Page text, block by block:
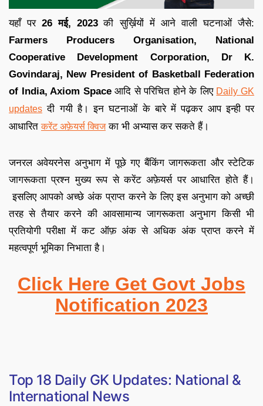
यहाँ पर26 मई,2023 की सुर्ख़ियों में आने वाली घटनाओं जैसे:
Farmers Producers Organisation, National
Cooperative Development Corporation, Dr K.
Govindaraj, New President of Basketball Federation
of India, Axiom Spaceआदि से परिचित होने के लिए Daily GK
updates दी गयी है। इन घटनाओं के बारे में पढ़कर आप इन्ही पर
आधारित करेंट अफ़ेयर्स क्विज का भी अभ्यास कर सकते हैं।
जनरल अवेयरनेस अनुभाग में पूछे गए बैंकिंग जागरूकता और स्टेटिक
जागरूकता प्रश्न मुख्य रूप से करेंट अफ़ेयर्स पर आधारित होते हैं।
इसलिए आपको अच्छे अंक प्राप्त करने के लिए इस अनुभाग को अच्छी
तरह से तैयार करने की आवसामान्य जागरूकता अनुभाग किसी भी
प्रतियोगी परीक्षा में कट ऑफ़ अंक से अधिक अंक प्राप्त करने में
महत्वपूर्ण भूमिका निभाता है।
Click Here Get Govt Jobs
Notification 2023
Top 18 Daily GK Updates: National &
International News